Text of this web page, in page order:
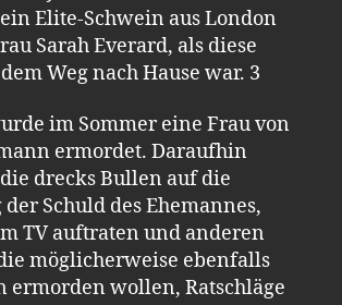
Elite-Schwein aus London
Sarah Everard, als diese
Weg nach Hause war. 3
im Sommer eine Frau von
ermordet. Daraufhin
drecks Bullen auf die
Schuld des Ehemannes,
TV auftraten und anderen
möglicherweise ebenfalls
ermorden wollen, Ratschläge